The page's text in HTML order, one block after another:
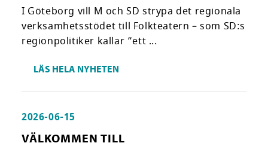
I Göteborg vill M och SD strypa det regionala
verksamhetsstödet till Folkteatern – som SD:s
regionpolitiker kallar ”ett ...
LÄS HELA NYHETEN
2026-06-15
VÄLKOMMEN TILL